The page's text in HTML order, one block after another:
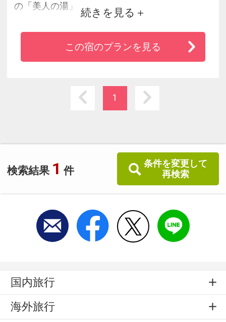
検索結果 1 件
条件を変更して
再検索
の「美人の湯」
・夕食は囲炉裏を囲んで、山間の宿ならでは
の、野趣味溢れるお食事をお楽しみ下さい
・当館のある阿智村浪合は日本一、星空の観察
・冬期は名物の氷の芸術【樹氷】をご覧頂く事
続きを見る
この宿のプランを見る
1
国内旅行
海外旅行